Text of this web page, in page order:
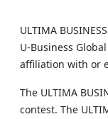
ULTIMA
U‑Business
affiliation with or
The ULTIMA
contest. The